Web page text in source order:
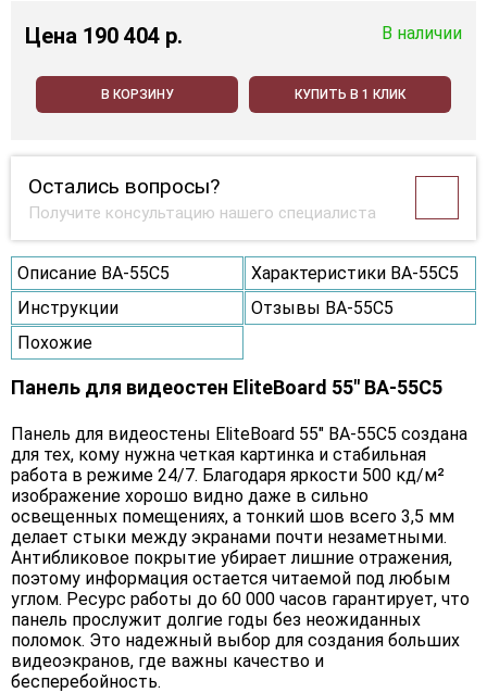
Цена 190 404 p. В наличии
В КОРЗИНУ КУПИТЬ В 1 КЛИК
Остались вопросы?
Получите консультацию нашего специалиста
Описание BA-55C5
Характеристики BA-55C5
Инструкции
Отзывы BA-55C5
Похожие
Панель для видеостен EliteBoard 55" BA-55C5
Панель для видеостены EliteBoard 55" BA-55C5 создана
для тех, кому нужна четкая картинка и стабильная
работа в режиме 24/7. Благодаря яркости 500 кд/м²
изображение хорошо видно даже в сильно
освещенных помещениях, а тонкий шов всего 3,5 мм
делает стыки между экранами почти незаметными.
Антибликовое покрытие убирает лишние отражения,
поэтому информация остается читаемой под любым
углом. Ресурс работы до 60 000 часов гарантирует, что
панель прослужит долгие годы без неожиданных
поломок. Это надежный выбор для создания больших
видеоэкранов, где важны качество и
бесперебойность.